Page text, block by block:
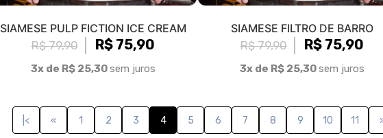
SIAMESE PULP FICTION ICE CREAM
R$ 79,90
R$ 75,90
3x de R$ 25,30sem juros
SIAMESE FILTRO DE BARRO
R$ 79,90
R$ 75,90
3x de R$ 25,30sem juros
|< « 1 2 3 4 5 6 7 8 9 10 11